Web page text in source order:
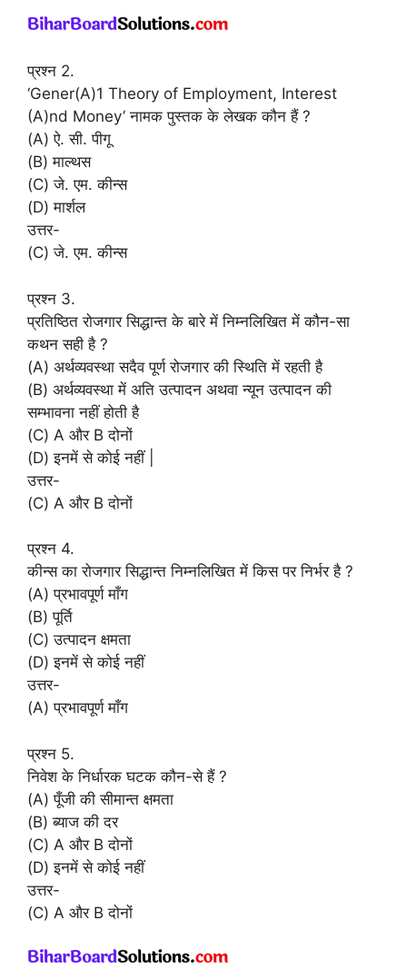
प्रश्न 2.
‘Gener(A)1 Theory of Employment, Interest
(A)nd Money’ नामक पुस्तक के लेखक कौन हैं ?
(A) ऐ. सी. पीगू
(B) माल्थस
(C) जे. एम. कीन्स
(D) मार्शल
उत्तर-
(C) जे. एम. कीन्स
प्रश्न 3.
प्रतिष्ठित रोजगार सिद्धान्त के बारे में निम्नलिखित में कौन-सा
कथन सही है ?
(A) अर्थव्यवस्था सदैव पूर्ण रोजगार की स्थिति में रहती है
(B) अर्थव्यवस्था में अति उत्पादन अथवा न्यून उत्पादन की
सम्भावना नहीं होती है
(C) A और B दोनों
(D) इनमें से कोई नहीं |
उत्तर-
(C) A और B दोनों
प्रश्न 4.
कीन्स का रोजगार सिद्धान्त निम्नलिखित में किस पर निर्भर है ?
(A) प्रभावपूर्ण माँग
(B) पूर्ति
(C) उत्पादन क्षमता
(D) इनमें से कोई नहीं
उत्तर-
(A) प्रभावपूर्ण माँग
प्रश्न 5.
निवेश के निर्धारक घटक कौन-से हैं ?
(A) पूँजी की सीमान्त क्षमता
(B) ब्याज की दर
(C) A और B दोनों
(D) इनमें से कोई नहीं
उत्तर-
(C) A और B दोनों